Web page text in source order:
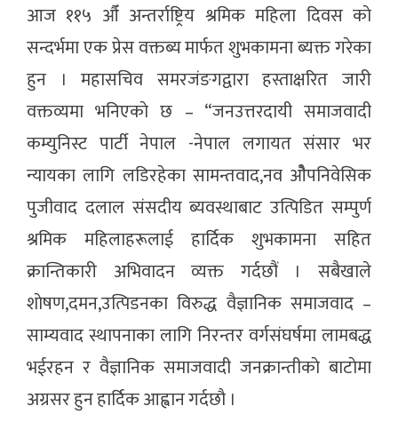
आज ११५ औँ अन्तर्राष्ट्रिय श्रमिक महिला दिवस काे
सन्दर्भमा एक प्रेस वक्तब्य मार्फत शुभकामना ब्यक्त गरेका
हुन । महासचिव समरजंङगद्वारा हस्ताक्षरित जारी
वक्तव्यमा भनिएकाे छ – “जनउत्तरदायी समाजवादी
कम्युनिस्ट पार्टी नेपाल -नेपाल लगायत संसार भर
न्यायका लागि लडिरहेका सामन्तवाद,नव ओैपनिवेसिक
पुजीवाद दलाल संसदीय ब्यवस्थाबाट उत्पिडित सम्पुर्ण
श्रमिक महिलाहरूलाई हार्दिक शुभकामना सहित
क्रान्तिकारी अभिवादन व्यक्त गर्दछौं । सबैखाले
शाेषण,दमन,उत्पिडनका विरुद्ध वैज्ञानिक समाजवाद –
साम्यवाद स्थापनाका लागि निरन्तर वर्गसंघर्षमा लामबद्ध
भईरहन र वैज्ञानिक समाजवादी जनक्रान्तीकाे बाटाेमा
अग्रसर हुन हार्दिक आह्वान गर्दछाै ।